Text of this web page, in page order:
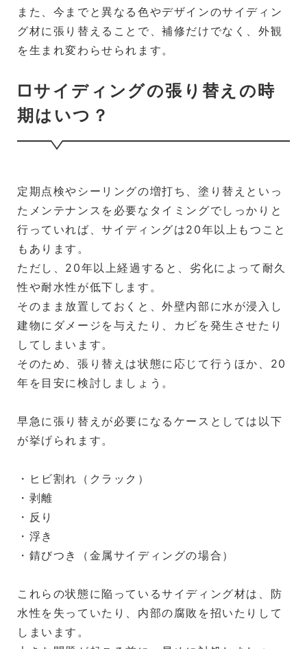
また、今までと異なる色やデザインのサイディン
グ材に張り替えることで、補修だけでなく、外観
を生まれ変わらせられます。
□サイディングの張り替えの時
期はいつ？
定期点検やシーリングの増打ち、塗り替えといっ
たメンテナンスを必要なタイミングでしっかりと
行っていれば、サイディングは20年以上もつこと
もあります。
ただし、20年以上経過すると、劣化によって耐久
性や耐水性が低下します。
そのまま放置しておくと、外壁内部に水が浸入し
建物にダメージを与えたり、カビを発生させたり
してしまいます。
そのため、張り替えは状態に応じて行うほか、20
年を目安に検討しましょう。
早急に張り替えが必要になるケースとしては以下
が挙げられます。
・ヒビ割れ（クラック）
・剥離
・反り
・浮き
・錆びつき（金属サイディングの場合）
これらの状態に陥っているサイディング材は、防
水性を失っていたり、内部の腐敗を招いたりして
しまいます。